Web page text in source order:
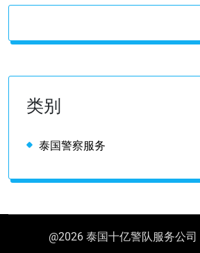
类别
泰国警察服务
@2026 泰国十亿警队服务公司